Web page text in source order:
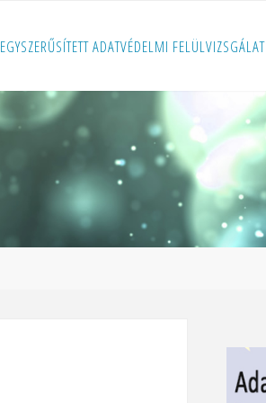
EGYSZERŰSÍTETT ADATVÉDELMI FELÜLVIZSGÁLAT